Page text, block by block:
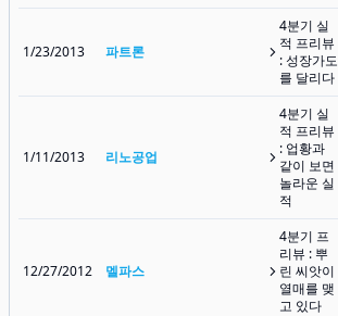
1/23/2013 파트론
4분기 실
적 프리뷰
: 성장가도
를 달리다
1/11/2013 리노공업
4분기 실
적 프리뷰
: 업황과
같이 보면
놀라운 실
적
12/27/2012 멜파스
4분기 프
리뷰 : 뿌
린 씨앗이
열매를 맺
고 있다